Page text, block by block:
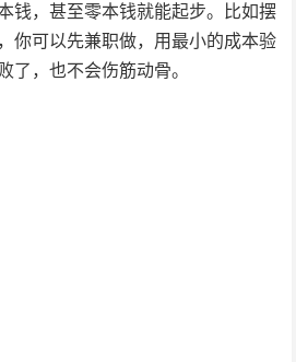
钱，甚至零本钱就能起步。比如摆
你可以先兼职做，用最小的成本验
了，也不会伤筋动骨。